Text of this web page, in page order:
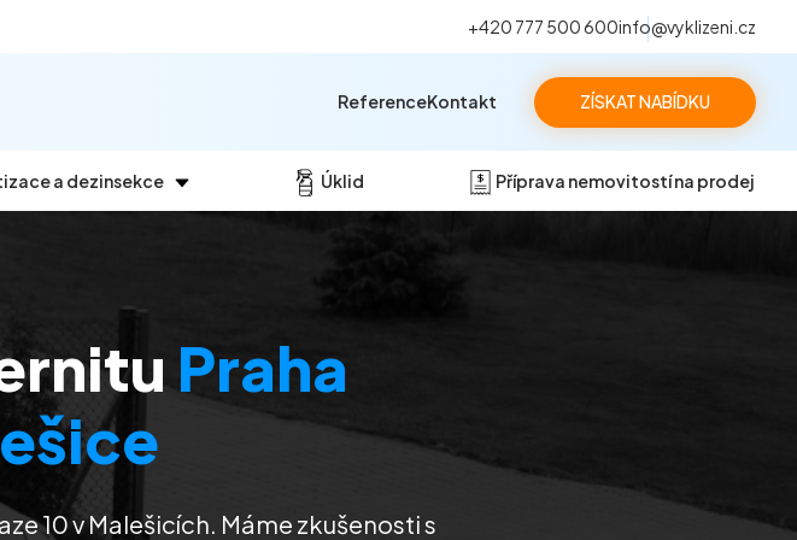
+420 777 500 600info@vyklizeni.cz
ZÍSKAT NABÍDKU
a dezinsekce Úklid Příprava nemovitostí na prodej
ReferenceKontakt
Praha
10 v Malešicích. Máme zkušenosti s